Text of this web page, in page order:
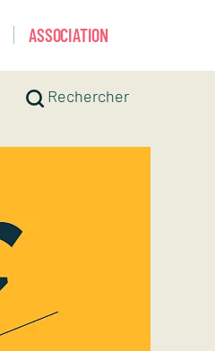
ASSOCIATION
Rechercher